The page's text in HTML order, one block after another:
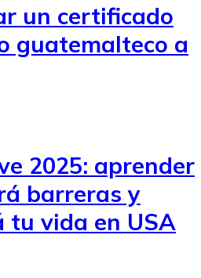
un certificado
guatemalteco a
2025: aprender
barreras y
vida en USA